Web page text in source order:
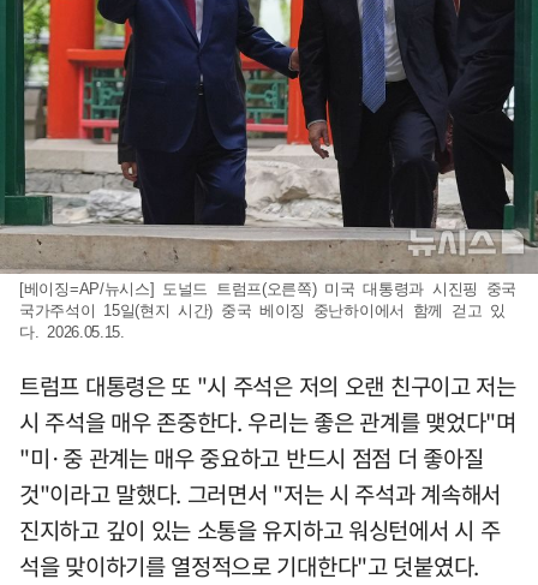
[베이징=AP/뉴시스] 도널드 트럼프(오른쪽) 미국 대통령과 시진핑 중국
국가주석이 15일(현지 시간) 중국 베이징 중난하이에서 함께 걷고 있
다. 2026.05.15.
트럼프 대통령은 또 "시 주석은 저의 오랜 친구이고 저는
시 주석을 매우 존중한다. 우리는 좋은 관계를 맺었다"며
"미·중 관계는 매우 중요하고 반드시 점점 더 좋아질
것"이라고 말했다. 그러면서 "저는 시 주석과 계속해서
진지하고 깊이 있는 소통을 유지하고 워싱턴에서 시 주
석을 맞이하기를 열정적으로 기대한다"고 덧붙였다.